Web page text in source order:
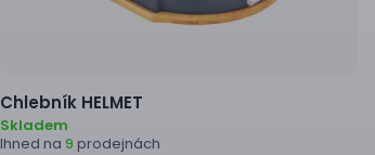
Chlebník HELMET
Skladem
Ihned na 9 prodejnách